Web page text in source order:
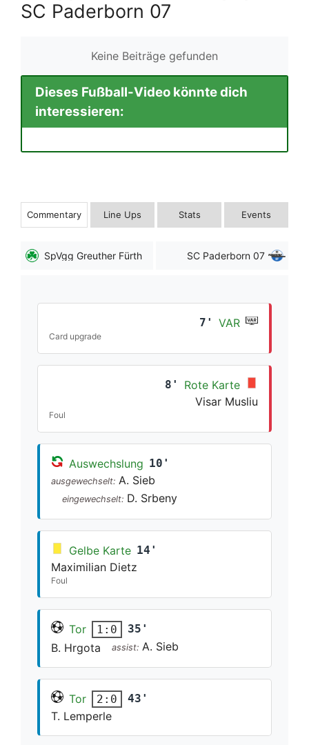
SC Paderborn 07
Keine Beiträge gefunden
Dieses Fußball-Video könnte dich
interessieren:
Commentary Line Ups Stats Events
SpVgg Greuther Fürth SC Paderborn 07
7' VAR
Card upgrade
8'
Rote Karte
Visar Musliu
Foul
Auswechslung 10'
ausgewechselt: A. Sieb
eingewechselt: D. Srbeny
Gelbe Karte 14'
Maximilian Dietz
Foul
Tor 1:0 35'
B. Hrgota assist: A. Sieb
Tor 2:0 43'
T. Lemperle